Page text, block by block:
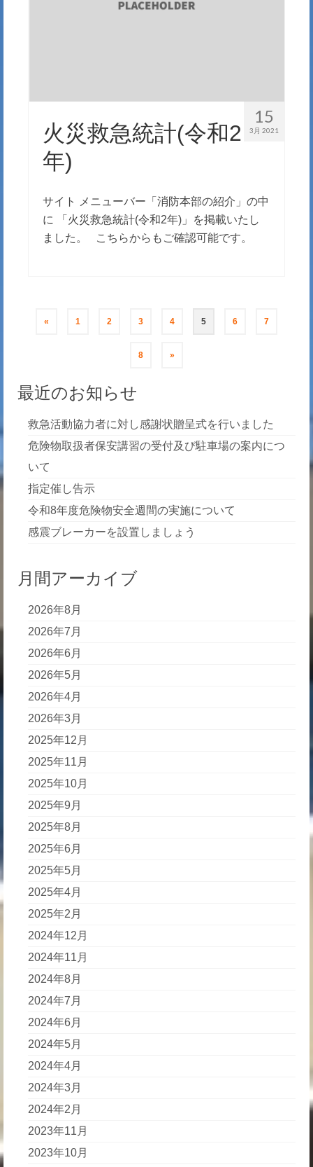
15
3月 2021
火災救急統計(令和2
年)
サイト メニューバー「消防本部の紹介」の中
に 「火災救急統計(令和2年)」を掲載いたし
ました。 こちらからもご確認可能です。
投
の
ー
ジ
送
り
« 1 2 3 4 5 6 7
8 »
最近のお知らせ
救急活動協力者に対し感謝状贈呈式を行いました
危険物取扱者保安講習の受付及び駐車場の案内につ
いて
指定催し告示
令和8年度危険物安全週間の実施について
感震ブレーカーを設置しましょう
月間アーカイブ
2026年8月
2026年7月
2026年6月
2026年5月
2026年4月
2026年3月
2025年12月
2025年11月
2025年10月
2025年9月
2025年8月
2025年6月
2025年5月
2025年4月
2025年2月
2024年12月
2024年11月
2024年8月
2024年7月
2024年6月
2024年5月
2024年4月
2024年3月
2024年2月
2023年11月
2023年10月